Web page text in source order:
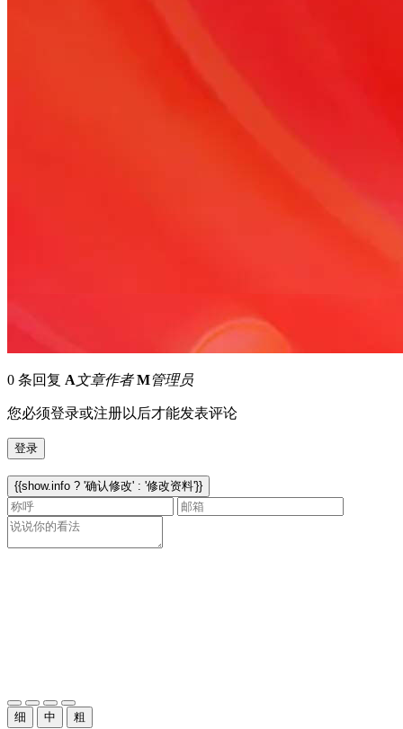
0 条回复 A文章作者 M管理员
您必须登录或注册以后才能发表评论
登录
{{show.info ? '确认修改' : '修改资料'}}
细 中 粗